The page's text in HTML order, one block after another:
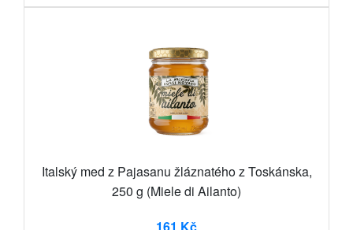
Italský med z Pajasanu žláznatého z Toskánska,
250 g (Miele di Ailanto)
161 Kč